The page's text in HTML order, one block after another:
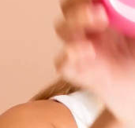
FAQ™ Pure
issa™ Teeth
Français
Polski
Türkçe